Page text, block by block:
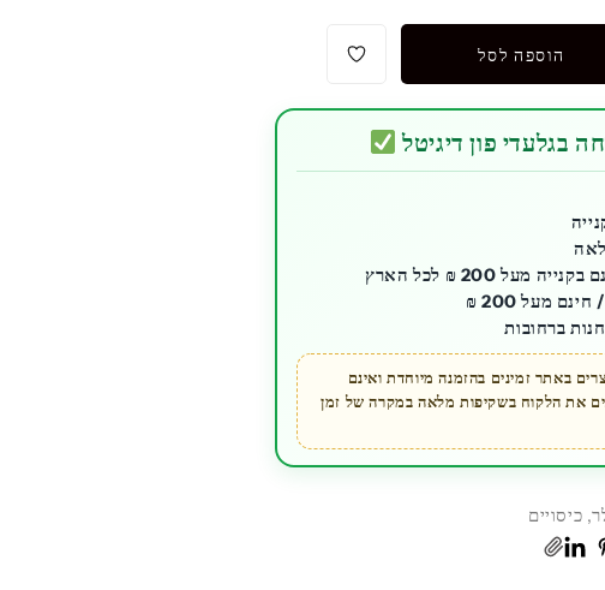
הוספה לסל
בגלעדי פון דיגיטל
מעל 200 ₪ לכל הארץ
ברחובות
באתר זמינים בהזמנה מיוחדת ואינם
את הלקוח בשקיפות מלאה במקרה של זמן
, כיסויים